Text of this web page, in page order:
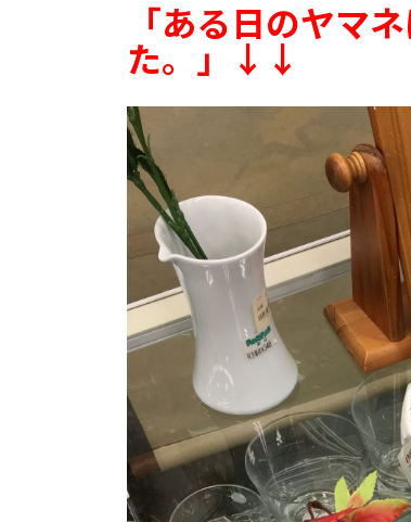
「ある日のヤマ
た。」↓↓